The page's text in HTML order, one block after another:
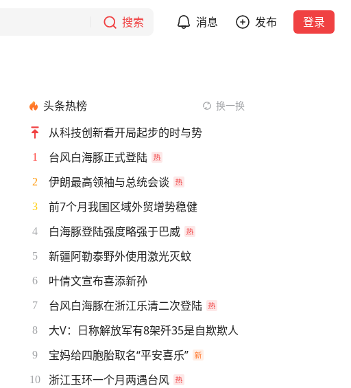
搜索 消息 发布 登录
头条热榜 换一换
从科技创新看开局起步的时与势
1 台风白海豚正式登陆
2 伊朗最高领袖与总统会谈
3 前7个月我国区域外贸增势稳健
4 白海豚登陆强度略强于巴威
5 新疆阿勒泰野外使用激光灭蚊
6 叶倩文宣布喜添新孙
7 台风白海豚在浙江乐清二次登陆
8 大V：日称解放军有8架歼35是自欺欺人
9 宝妈给四胞胎取名“平安喜乐”
10 浙江玉环一个月两遇台风